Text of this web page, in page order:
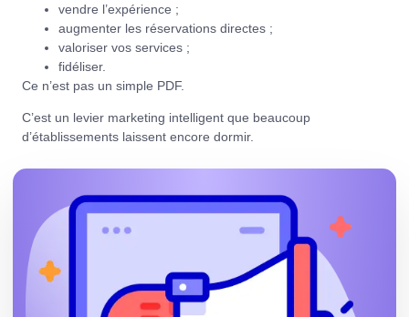
vendre l’expérience ;
augmenter les réservations directes ;
valoriser vos services ;
fidéliser.
Ce n’est pas un simple PDF.
C’est un levier marketing intelligent que beaucoup
d’établissements laissent encore dormir.